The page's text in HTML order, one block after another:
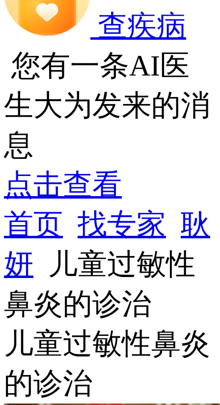
查疾病
您有一条AI医
生大为发来的消
息
点击查看
首页 找专家 耿
妍
儿童过敏性
鼻炎的诊治
儿童过敏性鼻炎
的诊治